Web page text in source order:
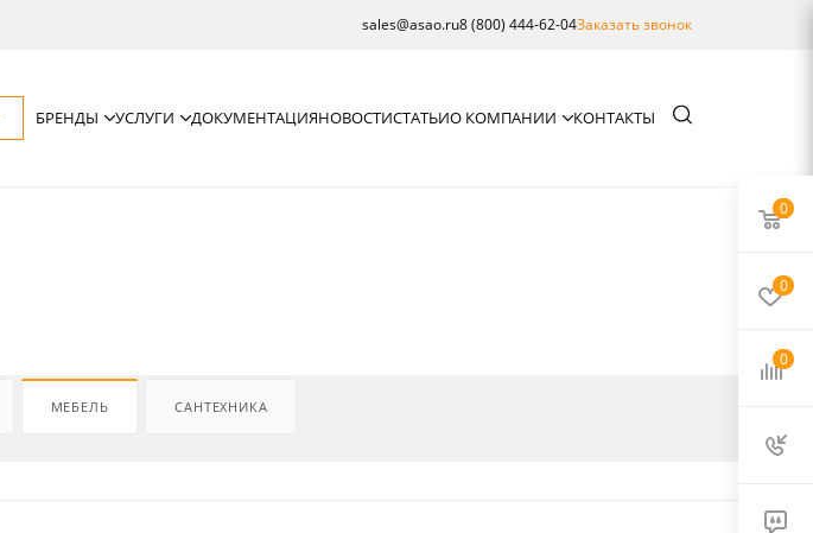
sales@asao.ru8 (800) 444-62-04Заказать звонок
БРЕНДЫ УСЛУГИ ДОКУМЕНТАЦИЯНОВОСТИСТАТЬИО КОМПАНИИ КОНТАКТЫ
МЕБЕЛЬ САНТЕХНИКА
0
0
0